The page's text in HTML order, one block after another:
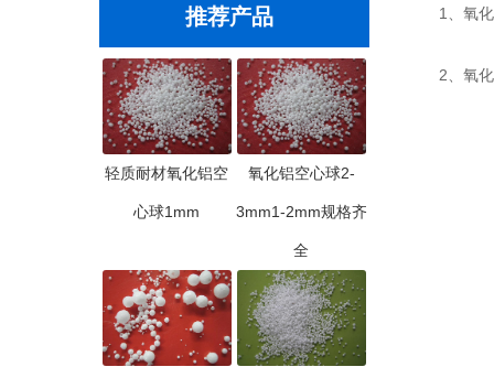
推荐产品
轻质耐材氧化铝空
心球1mm
氧化铝空心球2-
3mm1-2mm规格齐
全
1、氧化
2、氧化铝